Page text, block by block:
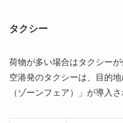
タクシー
荷物が多い場合はタクシーが
空港発のタクシーは、目的
（ゾーンフェア）」が導入さ